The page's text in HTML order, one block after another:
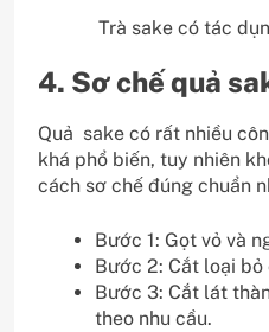
Trà sake có tác
4. Sơ chế quả
Quả sake có rất nhiều
khá phổ biến, tuy nhiên
cách sơ chế đúng chuẩn
Bước 1: Gọt vỏ và
Bước 2: Cắt loại bỏ
Bước 3: Cắt lát
theo nhu cầu.